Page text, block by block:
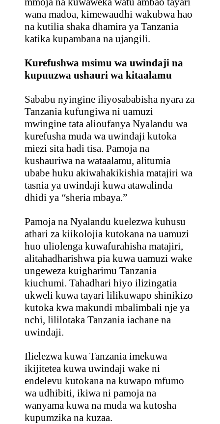
wana madoa, kimewaudhi wakubwa hao
na kutilia shaka dhamira ya Tanzania
katika kupambana na ujangili.
Kurefushwa msimu wa uwindaji na
kupuuzwa ushauri wa kitaalamu
Sababu nyingine iliyosababisha nyara za
Tanzania kufungiwa ni uamuzi
mwingine tata alioufanya Nyalandu wa
kurefusha muda wa uwindaji kutoka
miezi sita hadi tisa. Pamoja na
kushauriwa na wataalamu, alitumia
ubabe huku akiwahakikishia matajiri wa
tasnia ya uwindaji kuwa atawalinda
dhidi ya “sheria mbaya.”
Pamoja na Nyalandu kuelezwa kuhusu
athari za kiikolojia kutokana na uamuzi
huo uliolenga kuwafurahisha matajiri,
alitahadharishwa pia kuwa uamuzi wake
ungeweza kuigharimu Tanzania
kiuchumi. Tahadhari hiyo ilizingatia
ukweli kuwa tayari lilikuwapo shinikizo
kutoka kwa makundi mbalimbali nje ya
nchi, lililotaka Tanzania iachane na
uwindaji.
Ilielezwa kuwa Tanzania imekuwa
ikijitetea kuwa uwindaji wake ni
endelevu kutokana na kuwapo mfumo
wa udhibiti, ikiwa ni pamoja na
wanyama kuwa na muda wa kutosha
kupumzika na kuzaa.